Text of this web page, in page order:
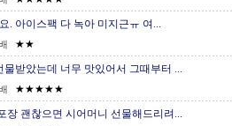
. 아이스팩 다 녹아 미지근ㅠ 여...
★★
받았는데 너무 맛있어서 그때부터 ...
★★★★★
장 괜찮으면 시어머니 선물해드리려...